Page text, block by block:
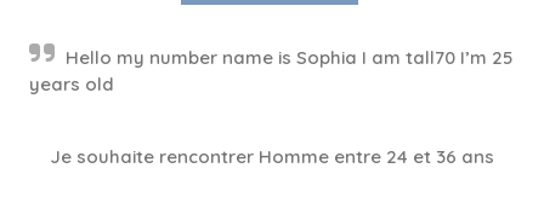
Hello my number name is Sophia I am tall70 I’m 25
years old
Je souhaite rencontrer Homme entre 24 et 36 ans